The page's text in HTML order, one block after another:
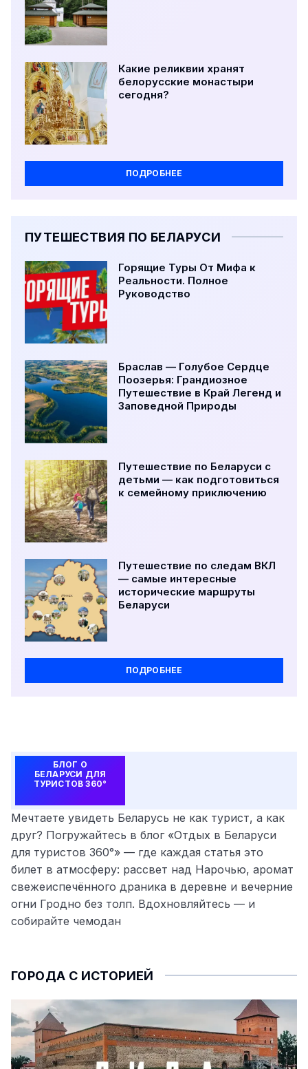
Какие реликвии хранят
белорусские монастыри
сегодня?
ПОДРОБНЕЕ
ПУТЕШЕСТВИЯ ПО БЕЛАРУСИ
Горящие Туры От Мифа к
Реальности. Полное
Руководство
Браслав — Голубое Сердце
Поозерья: Грандиозное
Путешествие в Край Легенд и
Заповедной Природы
Путешествие по Беларуси с
детьми — как подготовиться
к семейному приключению
Путешествие по следам ВКЛ
— самые интересные
исторические маршруты
Беларуси
ПОДРОБНЕЕ
БЛОГ О
БЕЛАРУСИ ДЛЯ
ТУРИСТОВ 360°
Мечтаете увидеть Беларусь не как турист, а как
друг? Погружайтесь в блог «Отдых в Беларуси
для туристов 360°» — где каждая статья это
билет в атмосферу: рассвет над Нарочью, аромат
свежеиспечённого драника в деревне и вечерние
огни Гродно без толп. Вдохновляйтесь — и
собирайте чемодан
ГОРОДА С ИСТОРИЕЙ